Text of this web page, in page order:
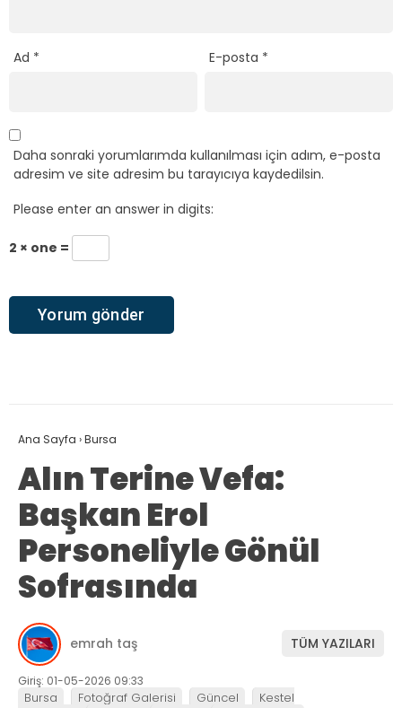
Ad * E-posta *
Daha sonraki yorumlarımda kullanılması için adım, e-posta
adresim ve site adresim bu tarayıcıya kaydedilsin.
Please enter an answer in digits:
2 × one =
Ana Sayfa ›Bursa
Alın Terine Vefa:
Başkan Erol
Personeliyle Gönül
Sofrasında
emrah taş TÜM YAZILARI
Giriş: 01-05-2026 09:33
Bursa Fotoğraf Galerisi Güncel
Kestel